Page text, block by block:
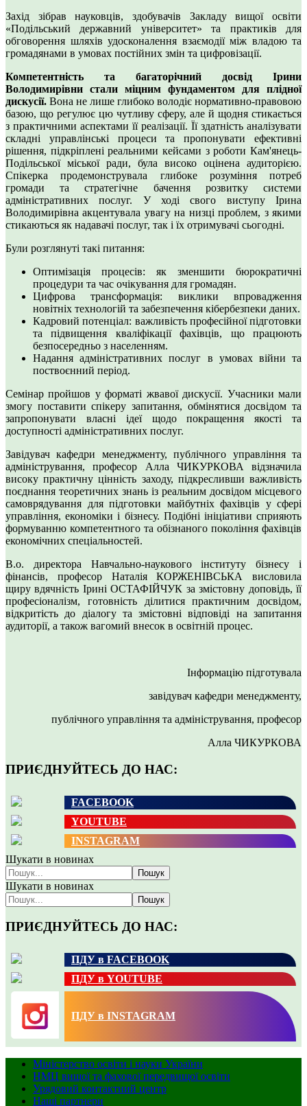
Захід зібрав науковців, здобувачів Закладу вищої освіти
«Подільський державний університет» та практиків для
обговорення шляхів удосконалення взаємодії між владою та
громадянами в умовах постійних змін та цифровізації.
Компетентність та багаторічний досвід Ірини
Володимирівни стали міцним фундаментом для плідної
дискусії. Вона не лише глибоко володіє нормативно-правовою
базою, що регулює цю чутливу сферу, але й щодня стикається
з практичними аспектами її реалізації. Її здатність аналізувати
складні управлінські процеси та пропонувати ефективні
рішення, підкріплені реальними кейсами з роботи Кам'янець-
Подільської міської ради, була високо оцінена аудиторією.
Спікерка продемонструвала глибоке розуміння потреб
громади та стратегічне бачення розвитку системи
адміністративних послуг. У ході свого виступу Ірина
Володимирівна акцентувала увагу на низці проблем, з якими
стикаються як надавачі послуг, так і їх отримувачі сьогодні.
Були розглянуті такі питання:
Оптимізація процесів: як зменшити бюрократичні
процедури та час очікування для громадян.
Цифрова трансформація: виклики впровадження
новітніх технологій та забезпечення кібербезпеки даних.
Кадровий потенціал: важливість професійної підготовки
та підвищення кваліфікації фахівців, що працюють
безпосередньо з населенням.
Надання адміністративних послуг в умовах війни та
поствоєнний період.
Семінар пройшов у форматі жвавої дискусії. Учасники мали
змогу поставити спікеру запитання, обмінятися досвідом та
запропонувати власні ідеї щодо покращення якості та
доступності адміністративних послуг.
Завідувач кафедри менеджменту, публічного управління та
адміністрування, професор Алла ЧИКУРКОВА відзначила
високу практичну цінність заходу, підкресливши важливість
поєднання теоретичних знань із реальним досвідом місцевого
самоврядування для підготовки майбутніх фахівців у сфері
управління, економіки і бізнесу. Подібні ініціативи сприяють
формуванню компетентного та обізнаного покоління фахівців
економічних спеціальностей.
В.о. директора Навчально-наукового інституту бізнесу і
фінансів, професор Наталія КОРЖЕНІВСЬКА висловила
щиру вдячність Ірині ОСТАФІЙЧУК за змістовну доповідь, її
професіоналізм, готовність ділитися практичним досвідом,
відкритість до діалогу та змістовні відповіді на запитання
аудиторії, а також вагомий внесок в освітній процес.
Інформацію підготувала
завідувач кафедри менеджменту,
публічного управління та адміністрування, професор
Алла ЧИКУРКОВА
ПРИЄДНУЙТЕСЬ ДО НАС:
FACEBOOK
YOUTUBE
INSTAGRAM
Шукати в новинах
Пошук
Шукати в новинах
Пошук
ПРИЄДНУЙТЕСЬ ДО НАС:
ПДУ в FACEBOOK
ПДУ в YOUTUBE
ПДУ в INSTAGRAM
Міністерство освіти і науки України
НМЦ вищої та фахової передвищої освіти
Урядовий контактний центр
Наші партнери